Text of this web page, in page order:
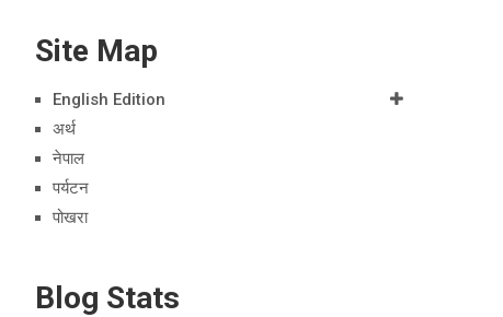
Site Map
English Edition
अर्थ
नेपाल
पर्यटन
पोखरा
Blog Stats